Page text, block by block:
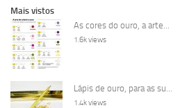
Mais vistos
As cores do ouro, a arte...
1.6k views
Lápis de ouro, para as su...
1.4k views